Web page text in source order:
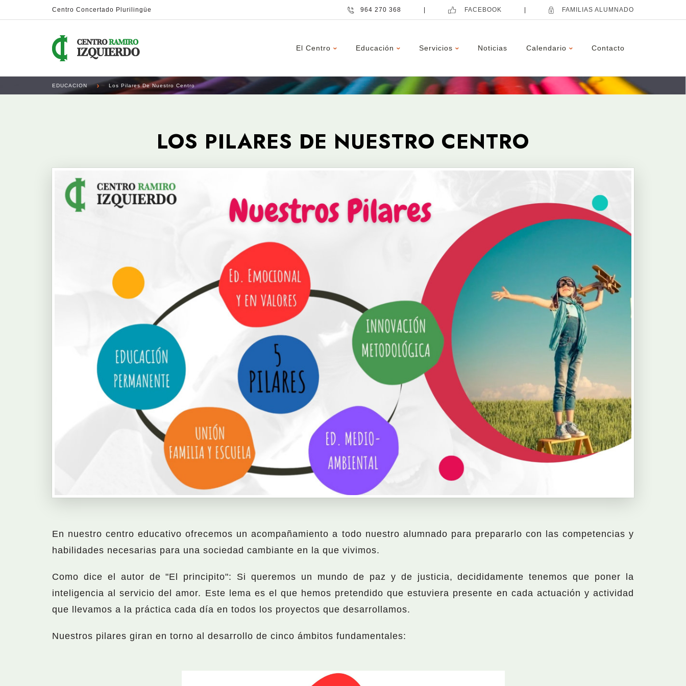
Centro Concertado Plurilingüe 964 270 368 FACEBOOK FAMILIAS ALUMNADO
El Centro Educación Servicios Noticias Calendario Contacto
EDUCACION Los Pilares De Nuestro Centro
LOS PILARES DE NUESTRO CENTRO
En nuestro centro educativo ofrecemos un acompañamiento a todo nuestro alumnado para prepararlo con las competencias y
habilidades necesarias para una sociedad cambiante en la que vivimos.
Como dice el autor de "El principito": Si queremos un mundo de paz y de justicia, decididamente tenemos que poner la
inteligencia al servicio del amor. Este lema es el que hemos pretendido que estuviera presente en cada actuación y actividad
que llevamos a la práctica cada día en todos los proyectos que desarrollamos.
Nuestros pilares giran en torno al desarrollo de cinco ámbitos fundamentales: